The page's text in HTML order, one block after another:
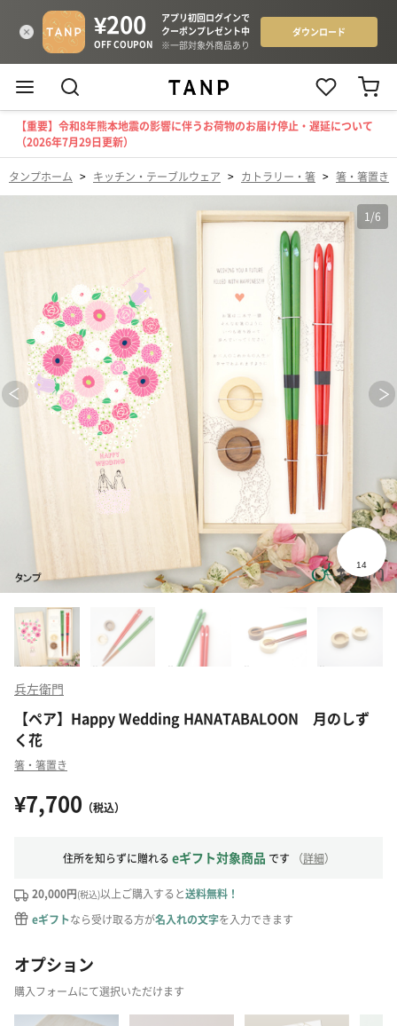
【重要】令和8年熊本地震の影響に伴うお荷物のお届け停止・遅延について
（2026年7月29日更新）
タンプホーム > キッチン・テーブルウェア > カトラリー・箸 > 箸・箸置き
1 /6
兵左衛門
【ペア】Happy Wedding HANATABALOON 月のしず
く花
箸・箸置き
¥7,700 （税込）
住所を知らずに贈れる eギフト対象商品 です （詳細）
20,000円(税込)以上ご購入すると送料無料！
eギフトなら受け取る方が名入れの文字を入力できます
オプション
購入フォームにて選択いただけます